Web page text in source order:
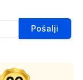
Pošalji